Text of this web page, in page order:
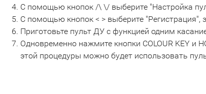
С помощью кнопок /\ \/ выберите "Настройка
С помощью кнопок < > выберите "Регистрация",
Приготовьте пульт ДУ с функцией одним
Одновременно нажмите кнопки COLOUR KEY и
этой процедуры можно будет использовать